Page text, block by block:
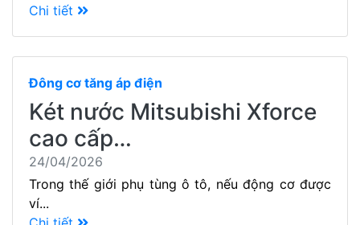
Chi tiết
Đông cơ tăng áp điện
Két nước Mitsubishi Xforce
cao cấp…
24/04/2026
Trong thế giới phụ tùng ô tô, nếu động cơ được
ví...